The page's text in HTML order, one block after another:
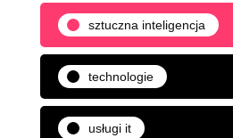
sztuczna inteligencja
technologie
usługi it